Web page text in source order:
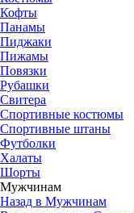
Кофты
Панамы
Пиджаки
Пижамы
Повязки
Рубашки
Свитера
Спортивные костюмы
Спортивные штаны
Футболки
Халаты
Шорты
Мужчинам
Назад в Мужчинам